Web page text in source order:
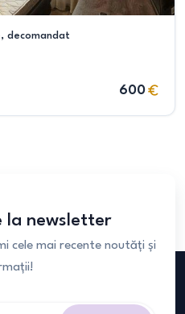
decomandat
600
la newsletter
cele mai recente noutăți și